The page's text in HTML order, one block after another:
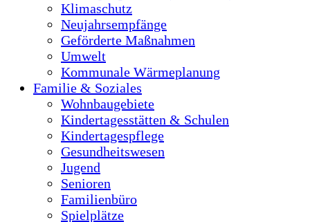
Klimaschutz
Neujahrsempfänge
Geförderte Maßnahmen
Umwelt
Kommunale Wärmeplanung
Familie & Soziales
Wohnbaugebiete
Kindertagesstätten & Schulen
Kindertagespflege
Gesundheitswesen
Jugend
Senioren
Familienbüro
Spielplätze